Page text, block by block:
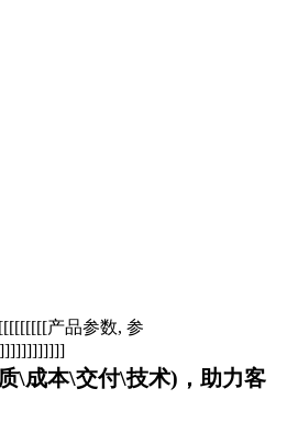
产品参数, 参
\成本\交付\技术)，助力客